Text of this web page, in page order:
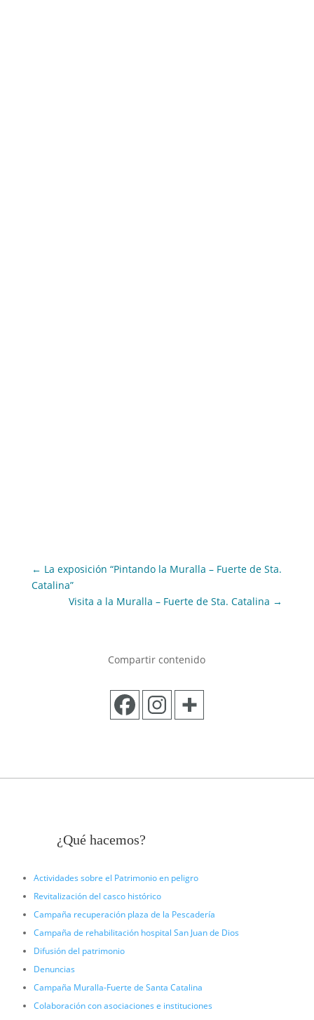
← La exposición “Pintando la Muralla – Fuerte de Sta.
Catalina”
Visita a la Muralla – Fuerte de Sta. Catalina →
Compartir contenido
¿Qué hacemos?
Actividades sobre el Patrimonio en peligro
Revitalización del casco histórico
Campaña recuperación plaza de la Pescadería
Campaña de rehabilitación hospital San Juan de Dios
Difusión del patrimonio
Denuncias
Campaña Muralla-Fuerte de Santa Catalina
Colaboración con asociaciones e instituciones